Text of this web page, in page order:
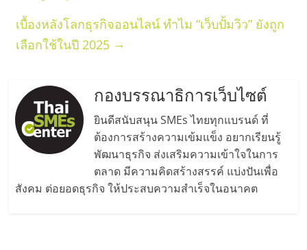
แฟ
รน
ไชส์
ทำเล
สำหรับ
เปิด
ร้าน
ปรึกษา
บริการ
เบื้องหลังโลกธุรกิจออนไลน์ ทำไม “เว็บปั้มวิว” ยังถูก
เลือกใช้ในปี 2025 →
กองบรรณาธิการเว็บไซต์
ยินดีสนับสนุน SMEs ไทยทุกแบรนด์ ที่
ต้องการสร้างความเข้มแข็ง อยากเรียนรู้
พัฒนาธุรกิจ ส่งเสริมความเข้าใจในการ
ตลาด มีความคิดสร้างสรรค์ แบ่งปันเพื่อ
สังคม ต่อยอดธุรกิจ ให้ประสบความสำเร็จในอนาคต